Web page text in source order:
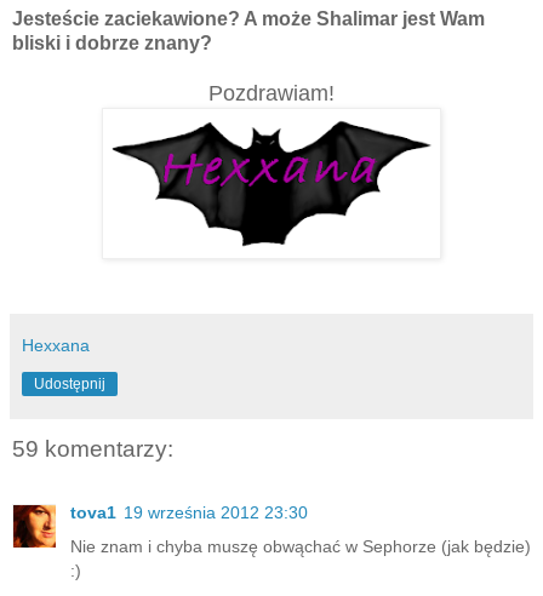
Jesteście zaciekawione? A może Shalimar jest Wam
bliski i dobrze znany?
Pozdrawiam!
Hexxana
Udostępnij
59 komentarzy:
tova1 19 września 2012 23:30
Nie znam i chyba muszę obwąchać w Sephorze (jak będzie)
:)